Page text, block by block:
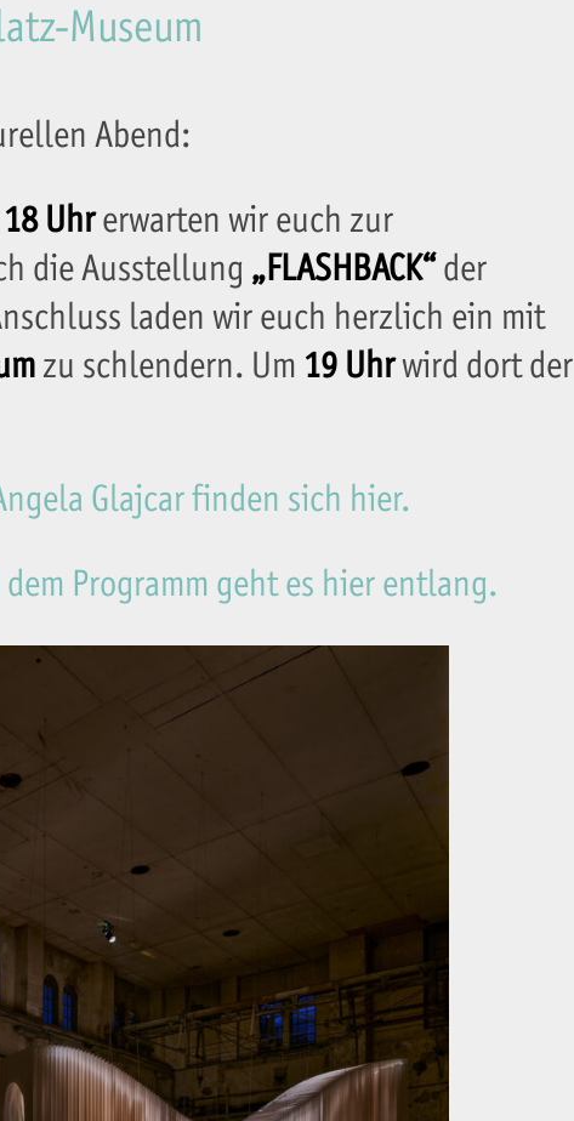
Museum
Abend:
Uhrerwarten wir euch zur
die Ausstellung „FLASHBACK“der
laden wir euch herzlich ein mit
zu schlendern. Um 19 Uhrwird dort der
Glajcar finden sich hier.
Programm geht es hier entlang.